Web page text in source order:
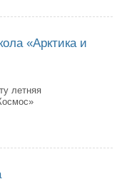
«Арктика и
летняя